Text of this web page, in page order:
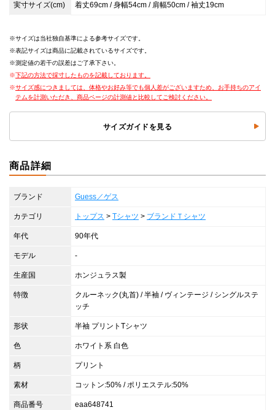
実寸サイズ(cm) 着丈69cm / 身幅54cm / 肩幅50cm / 袖丈19cm
サイズは当社独自基準による参考サイズです。
表記サイズは商品に記載されているサイズです。
測定値の若干の誤差はご了承下さい。
下記の方法で採寸したものを記載しております。
サイズ感につきましては、体格やお好み等でも個人差がございますため、お手持ちのアイ
テムを計測いただき、商品ページの計測値と比較してご検討ください。
サイズガイドを見る
商品詳細
ブランド Guess／ゲス
カテゴリ トップス > Tシャツ > ブランドＴシャツ
年代 90年代
モデル -
生産国 ホンジュラス製
特徴
クルーネック(丸首) / 半袖 / ヴィンテージ / シングルステ
ッチ
形状 半袖 プリントTシャツ
色 ホワイト系 白色
柄 プリント
素材 コットン:50% / ポリエステル:50%
商品番号 eaa648741